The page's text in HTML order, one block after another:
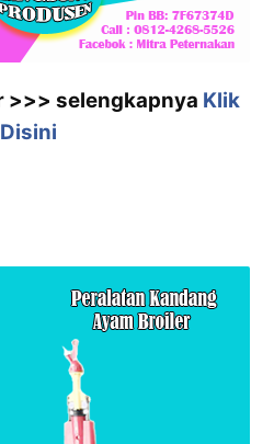
>>> selengkapnya Klik
Disini